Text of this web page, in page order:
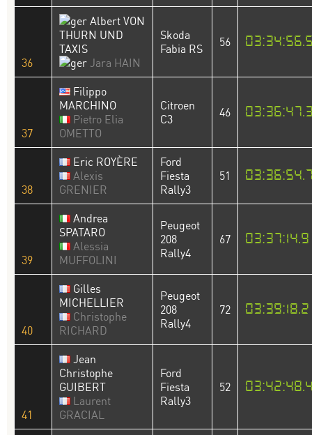
36
Albert VON
THURN UND
TAXIS
Jara HAIN
Skoda
Fabia RS
56
37
Filippo
MARCHINO
Pietro Elia
OMETTO
Citroen
C3
46
38
Eric ROYÈRE
Alexis
GRENIER
Ford
Fiesta
Rally3
51
39
Andrea
SPATARO
Alessia
MUFFOLINI
Peugeot
208
Rally4
67 03:37:14.9
40
Gilles
MICHELLIER
Christophe
RICHARD
Peugeot
208
Rally4
72 03:39:18.2
41
Jean
Christophe
GUIBERT
Laurent
GRACIAL
Ford
Fiesta
Rally3
52